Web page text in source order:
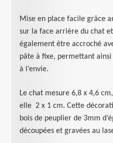
Mise en place facile grâce
sur la face arrière du chat
également être accroché
pâte à fixe, permettant
à l’envie.
Le chat mesure 6,8 x 4,6
elle 2 x 1 cm. Cette
bois de peuplier de 3mm
découpées et gravées au